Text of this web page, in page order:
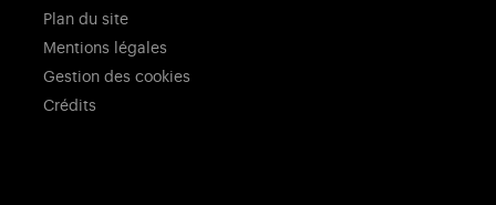
Plan du site
Mentions légales
Gestion des cookies
Crédits